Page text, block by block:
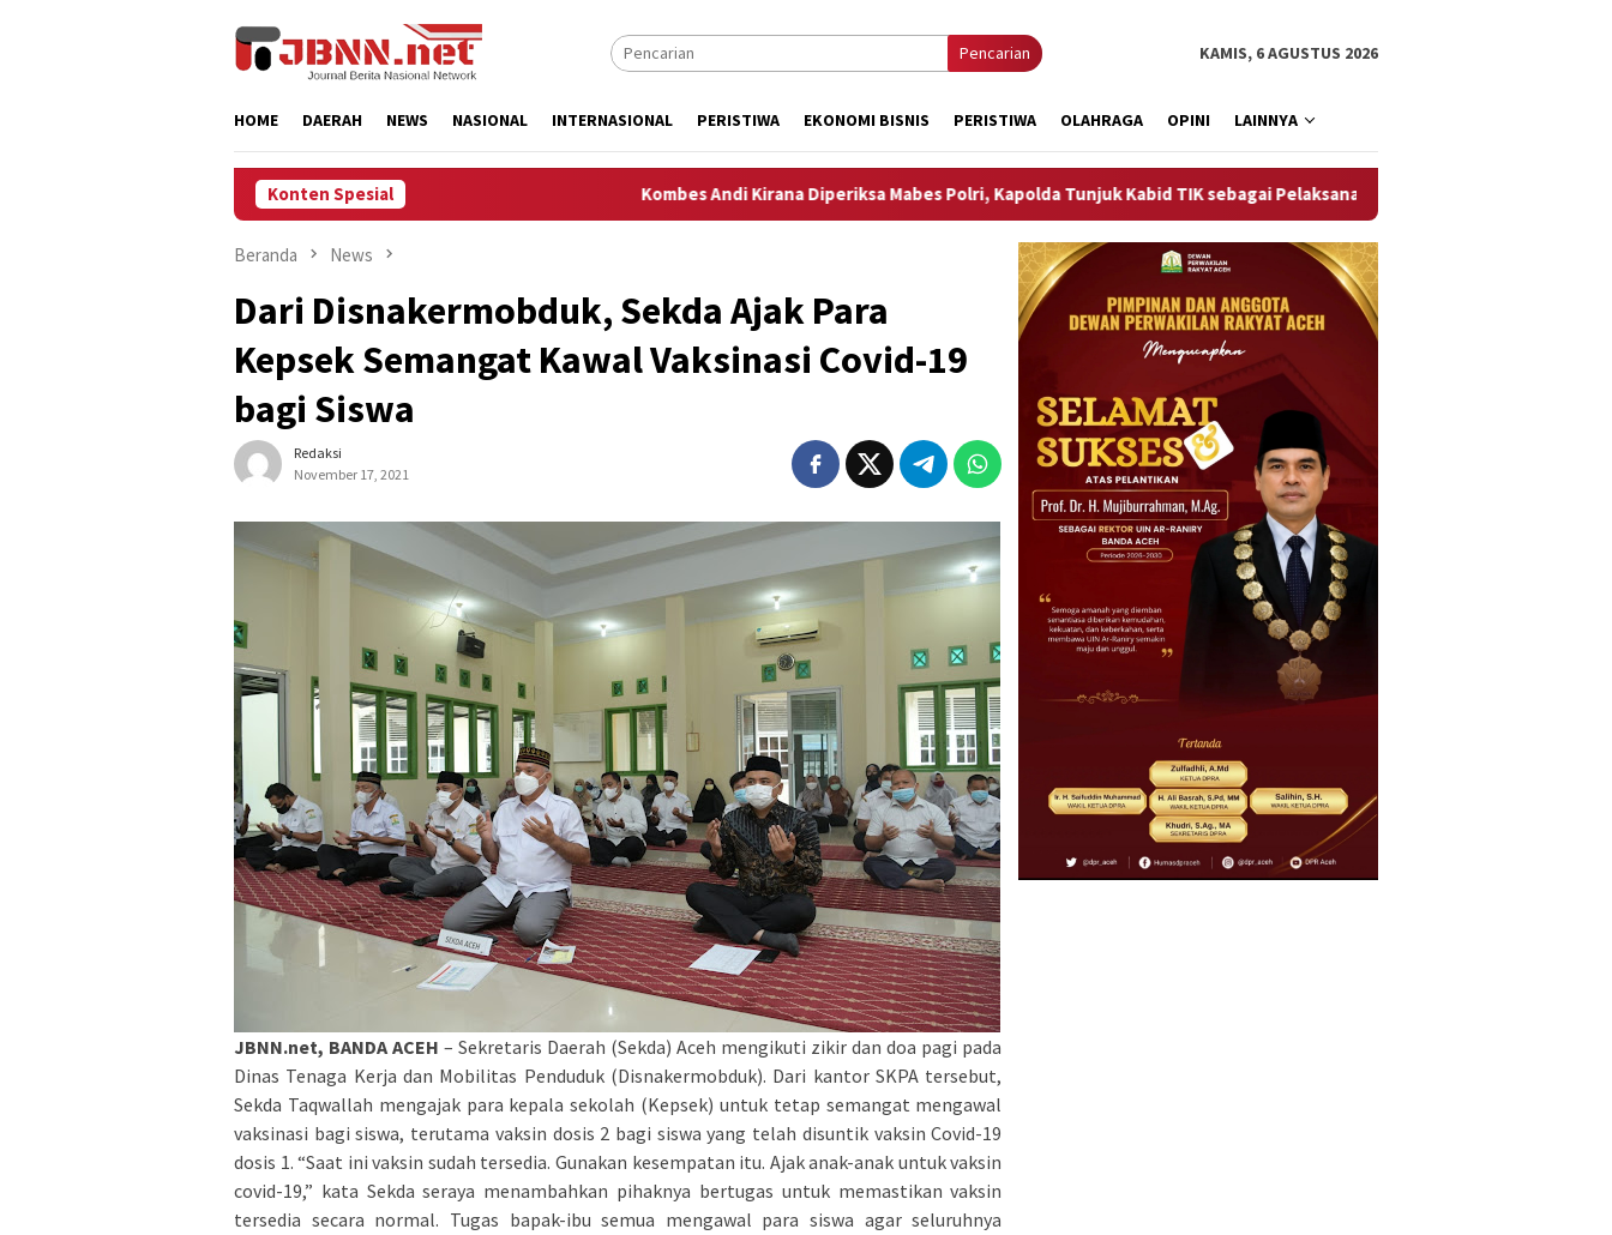
Pencarian KAMIS, 6 AGUSTUS 2026
HOME DAERAH NEWS NASIONAL INTERNASIONAL PERISTIWA EKONOMI BISNIS PERISTIWA OLAHRAGA OPINI LAINNYA
Konten Spesial Kombes Andi Kirana Diperiksa Mabes Polri, Kapolda Tunjuk Kabid TIK sebagai Pelaksana Tugas Kapolresta Banda Aceh
Beranda News
Dari Disnakermobduk, Sekda Ajak Para
Kepsek Semangat Kawal Vaksinasi Covid-19
bagi Siswa
Redaksi
November 17, 2021
JBNN.net, BANDA ACEH– Sekretaris Daerah (Sekda) Aceh mengikuti zikir dan doa pagi pada
Dinas Tenaga Kerja dan Mobilitas Penduduk (Disnakermobduk). Dari kantor SKPA tersebut,
Sekda Taqwallah mengajak para kepala sekolah (Kepsek) untuk tetap semangat mengawal
vaksinasi bagi siswa, terutama vaksin dosis 2 bagi siswa yang telah disuntik vaksin Covid-19
dosis 1. “Saat ini vaksin sudah tersedia. Gunakan kesempatan itu. Ajak anak-anak untuk vaksin
covid-19,” kata Sekda seraya menambahkan pihaknya bertugas untuk memastikan vaksin
tersedia secara normal. Tugas bapak-ibu semua mengawal para siswa agar seluruhnya